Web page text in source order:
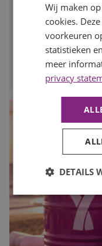
te kijken en op tijd
voor de drukke
vroeg starten met
LEES MEER
Wij maken
cookies.
voorkeuren
statistieken
meer
privacy
DETAILS